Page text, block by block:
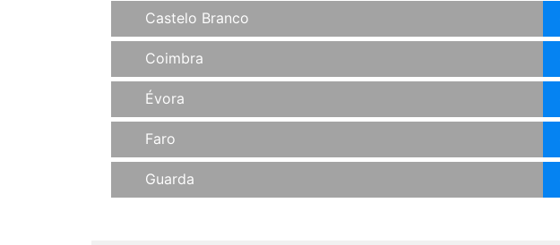
Castelo Branco
Coimbra
Évora
Faro
Guarda